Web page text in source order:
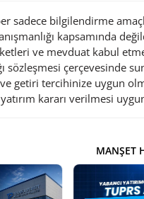
sadece bilgilendirme
kapsamında
ve mevduat kabul
sözleşmesi çerçevesinde
getiri tercihinize uygun
kararı verilmesi
MANŞET